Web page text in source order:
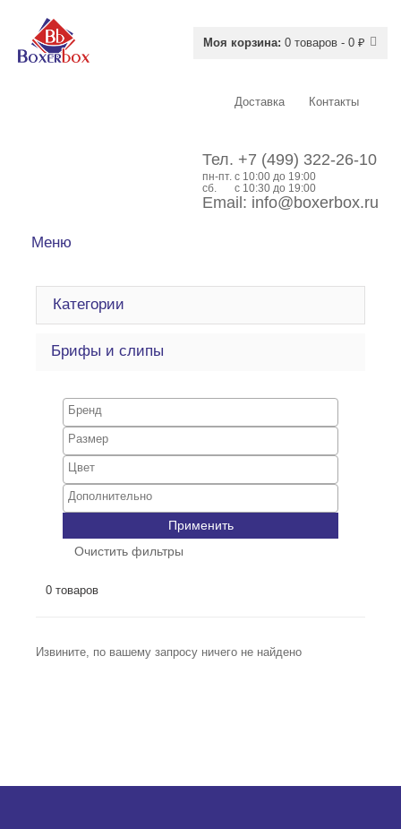
Моя корзина: 0 товаров - 0 ₽
Доставка Контакты
Тел. +7 (499) 322-26-10
пн-пт. c 10:00 до 19:00
сб.
с 10:30 до 19:00
Email: info@boxerbox.ru
Меню
Категории
Брифы и слипы
Применить
Очистить фильтры
0 товаров
Извините, по вашему запросу ничего не найдено